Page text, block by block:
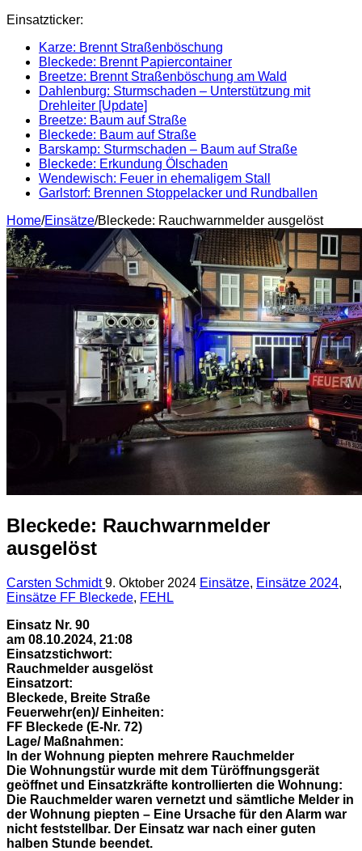
Einsatzticker:
Karze: Brennt Straßenböschung
Bleckede: Brennt Papiercontainer
Breetze: Brennt Straßenböschung am Wald
Dahlenburg: Sturmschaden – Unterstützung mit
Drehleiter [Update]
Breetze: Baum auf Straße
Bleckede: Baum auf Straße
Barskamp: Sturmschaden – Baum auf Straße
Bleckede: Erkundung Ölschaden
Wendewisch: Feuer in ehemaligem Stall
Garlstorf: Brennen Stoppelacker und Rundballen
Home/Einsätze/Bleckede: Rauchwarnmelder ausgelöst
Bleckede: Rauchwarnmelder
ausgelöst
Carsten Schmidt9. Oktober 2024 Einsätze, Einsätze 2024,
Einsätze FF Bleckede, FEHL
Einsatz Nr. 90
am 08.10.2024, 21:08
Einsatzstichwort:
Rauchmelder ausgelöst
Einsatzort:
Bleckede, Breite Straße
Feuerwehr(en)/ Einheiten:
FF Bleckede (E-Nr. 72)
Lage/ Maßnahmen:
In der Wohnung piepten mehrere Rauchmelder
Die Wohnungstür wurde mit dem Türöffnungsgerät
geöffnet und Einsatzkräfte kontrollierten die Wohnung:
Die Rauchmelder waren vernetzt und sämtliche Melder in
der Wohnung piepten – Eine Ursache für den Alarm war
nicht feststellbar. Der Einsatz war nach einer guten
halben Stunde beendet.